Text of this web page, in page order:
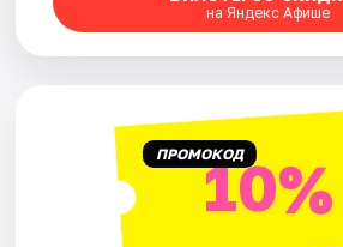
на Яндекс Афише
ПРОМОКОД10%